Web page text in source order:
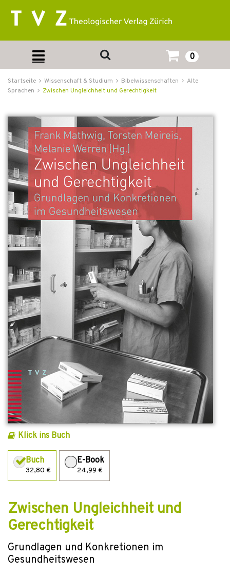
0
Startseite Wissenschaft & Studium Bibelwissenschaften
Alte
Sprachen
Zwischen Ungleichheit und Gerechtigkeit
Klick ins Buch
Buch
32,80 €
E-Book
24,99 €
Zwischen Ungleichheit und
Gerechtigkeit
Grundlagen und Konkretionen im
Gesundheitswesen